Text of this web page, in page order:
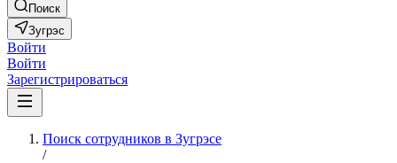
Поиск
Зугрэс
Войти
Войти
Зарегистрироваться
Поиск сотрудников в Зугрэсе
/